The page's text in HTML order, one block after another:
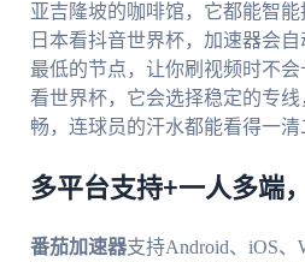
亚吉隆坡的咖啡馆，它都能智
日本看抖音世界杯，加速器会
最低的节点，让你刷视频时不
看世界杯，它会选择稳定的专
畅，连球员的汗水都能看得一清
多平台支持+一人多端
番茄加速器支持Android、iOS、